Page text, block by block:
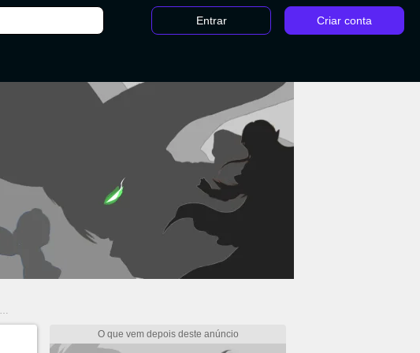
Entrar Criar conta